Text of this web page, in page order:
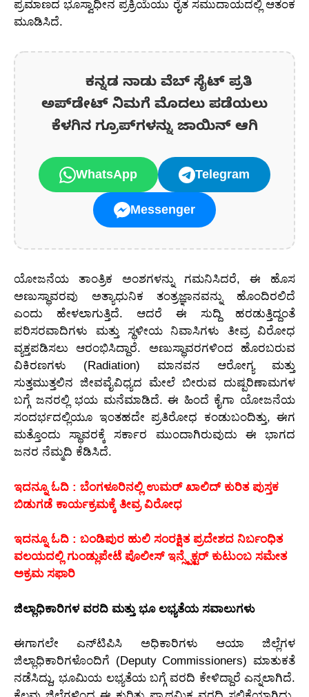
ಪ್ರಮಾಣದ ಭೂಸ್ವಾಧೀನ ಪ್ರಕ್ರಿಯೆಯು ರೈತ ಸಮುದಾಯದಲ್ಲಿ ಆತಂಕ
ಮೂಡಿಸಿದೆ.
ಕನ್ನಡ ನಾಡು ವೆಬ್ ಸೈಟ್ ಪ್ರತಿ
ಅಪ್‌ಡೇಟ್‌ ನಿಮಗೆ ಮೊದಲು ಪಡೆಯಲು
ಕೆಳಗಿನ ಗ್ರೂಪ್‌ಗಳನ್ನು ಜಾಯಿನ್ ಆಗಿ
WhatsApp Telegram
Messenger
ಯೋಜನೆಯ ತಾಂತ್ರಿಕ ಅಂಶಗಳನ್ನು ಗಮನಿಸಿದರೆ, ಈ ಹೊಸ
ಅಣುಸ್ಥಾವರವು ಅತ್ಯಾಧುನಿಕ ತಂತ್ರಜ್ಞಾನವನ್ನು ಹೊಂದಿರಲಿದೆ
ಎಂದು ಹೇಳಲಾಗುತ್ತಿದೆ. ಆದರೆ ಈ ಸುದ್ದಿ ಹರಡುತ್ತಿದ್ದಂತೆ
ಪರಿಸರವಾದಿಗಳು ಮತ್ತು ಸ್ಥಳೀಯ ನಿವಾಸಿಗಳು ತೀವ್ರ ವಿರೋಧ
ವ್ಯಕ್ತಪಡಿಸಲು ಆರಂಭಿಸಿದ್ದಾರೆ. ಅಣುಸ್ಥಾವರಗಳಿಂದ ಹೊರಬರುವ
ವಿಕಿರಣಗಳು (Radiation) ಮಾನವನ ಆರೋಗ್ಯ ಮತ್ತು
ಸುತ್ತಮುತ್ತಲಿನ ಜೀವವೈವಿಧ್ಯದ ಮೇಲೆ ಬೀರುವ ದುಷ್ಪರಿಣಾಮಗಳ
ಬಗ್ಗೆ ಜನರಲ್ಲಿ ಭಯ ಮನೆಮಾಡಿದೆ. ಈ ಹಿಂದೆ ಕೈಗಾ ಯೋಜನೆಯ
ಸಂದರ್ಭದಲ್ಲಿಯೂ ಇಂತಹದೇ ಪ್ರತಿರೋಧ ಕಂಡುಬಂದಿತ್ತು, ಈಗ
ಮತ್ತೊಂದು ಸ್ಥಾವರಕ್ಕೆ ಸರ್ಕಾರ ಮುಂದಾಗಿರುವುದು ಈ ಭಾಗದ
ಜನರ ನೆಮ್ಮದಿ ಕೆಡಿಸಿದೆ.
ಇದನ್ನೂ ಓದಿ : ಬೆಂಗಳೂರಿನಲ್ಲಿ ಉಮರ್ ಖಾಲಿದ್ ಕುರಿತ ಪುಸ್ತಕ
ಬಿಡುಗಡೆ ಕಾರ್ಯಕ್ರಮಕ್ಕೆ ತೀವ್ರ ವಿರೋಧ
ಇದನ್ನೂ ಓದಿ : ಬಂಡಿಪುರ ಹುಲಿ ಸಂರಕ್ಷಿತ ಪ್ರದೇಶದ ನಿರ್ಬಂಧಿತ
ವಲಯದಲ್ಲಿ ಗುಂಡ್ಲುಪೇಟೆ ಪೊಲೀಸ್ ಇನ್ಸ್ಪೆಕ್ಟರ್ ಕುಟುಂಬ ಸಮೇತ
ಅಕ್ರಮ ಸಫಾರಿ
ಜಿಲ್ಲಾಧಿಕಾರಿಗಳ ವರದಿ ಮತ್ತು ಭೂ ಲಭ್ಯತೆಯ ಸವಾಲುಗಳು
ಈಗಾಗಲೇ ಎನ್‌ಟಿಪಿಸಿ ಅಧಿಕಾರಿಗಳು ಆಯಾ ಜಿಲ್ಲೆಗಳ
ಜಿಲ್ಲಾಧಿಕಾರಿಗಳೊಂದಿಗೆ (Deputy Commissioners) ಮಾತುಕತೆ
ನಡೆಸಿದ್ದು, ಭೂಮಿಯ ಲಭ್ಯತೆಯ ಬಗ್ಗೆ ವರದಿ ಕೇಳಿದ್ದಾರೆ ಎನ್ನಲಾಗಿದೆ.